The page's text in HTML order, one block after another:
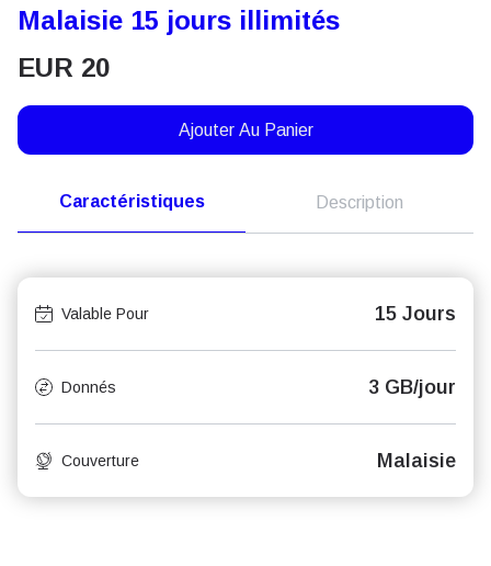
Malaisie 15 jours illimités
EUR 20
Ajouter Au Panier
Caractéristiques Description
Valable Pour 15 Jours
Donnés 3 GB/jour
Couverture Malaisie